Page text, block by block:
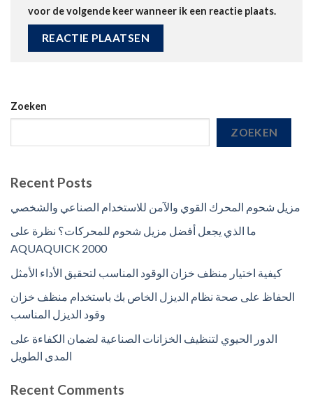
voor de volgende keer wanneer ik een reactie plaats.
Zoeken
ZOEKEN
Recent Posts
مزيل شحوم المحرك القوي والآمن للاستخدام الصناعي والشخصي
ما الذي يجعل أفضل مزيل شحوم للمحركات؟ نظرة على
AQUAQUICK 2000
كيفية اختيار منظف خزان الوقود المناسب لتحقيق الأداء الأمثل
الحفاظ على صحة نظام الديزل الخاص بك باستخدام منظف خزان
وقود الديزل المناسب
الدور الحيوي لتنظيف الخزانات الصناعية لضمان الكفاءة على
المدى الطويل
Recent Comments